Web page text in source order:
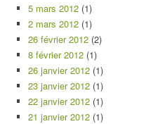
5 mars 2012 (1)
2 mars 2012 (1)
26 février 2012 (2)
8 février 2012 (1)
26 janvier 2012 (1)
23 janvier 2012 (1)
22 janvier 2012 (1)
21 janvier 2012 (1)